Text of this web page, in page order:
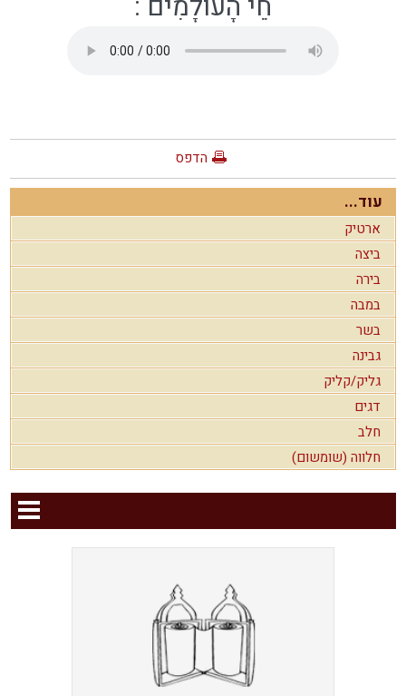
הדפס
עוד...
ארטיק
ביצה
בירה
במבה
בשר
גבינה
גליק/קליק
דגים
חלב
חלווה (שומשום)